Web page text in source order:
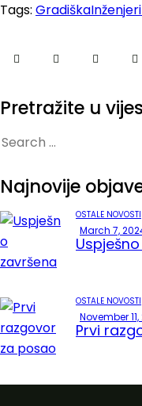
Tags: GradiškaInženjeri
Pretražite u
Najnovije
OSTALE NOVOSTI
March 7,
OSTALE NOVOSTI
November 11,
Prvi